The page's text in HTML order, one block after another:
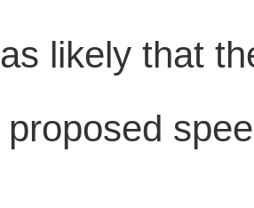
as likely that
proposed